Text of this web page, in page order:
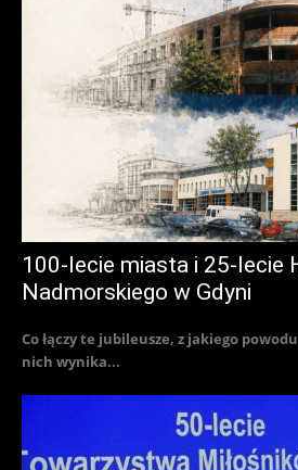
100-lecie miasta i 25-lecie
Nadmorskiego w Gdyni
Co łączy te jubileusze, z jakiego
nich wynika...